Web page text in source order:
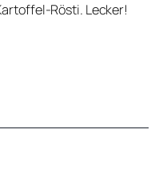
Rösti. Lecker!